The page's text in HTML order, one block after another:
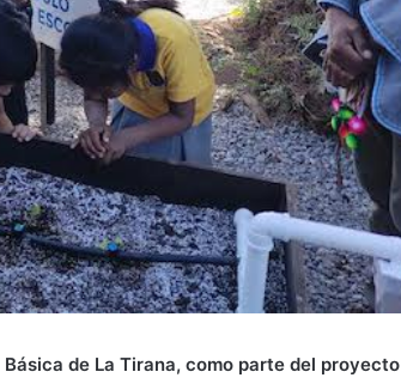
de La Tirana, como parte del proyecto